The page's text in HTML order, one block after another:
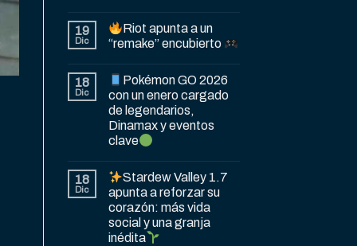
19
Dic
Riot apunta a un
“remake” encubierto
18
Dic
Pokémon GO 2026
con un enero cargado
de legendarios,
Dinamax y eventos
clave
18
Dic
Stardew Valley 1.7
apunta a reforzar su
corazón: más vida
social y una granja
inédita